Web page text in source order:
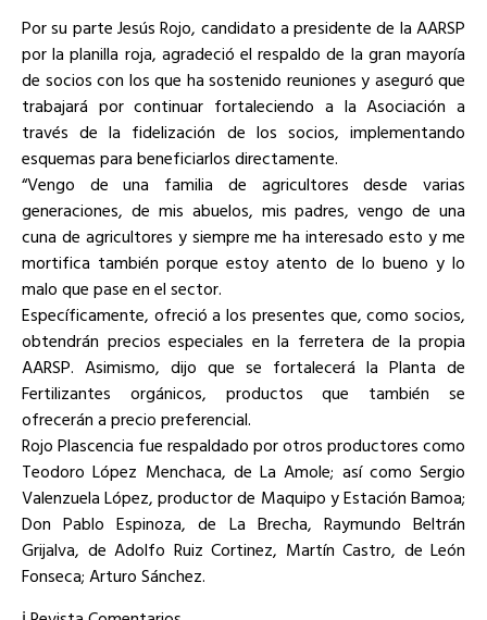
Por su parte Jesús Rojo, candidato a presidente de la AARSP
por la planilla roja, agradeció el respaldo de la gran mayoría
de socios con los que ha sostenido reuniones y aseguró que
trabajará por continuar fortaleciendo a la Asociación a
través de la fidelización de los socios, implementando
esquemas para beneficiarlos directamente.
“Vengo de una familia de agricultores desde varias
generaciones, de mis abuelos, mis padres, vengo de una
cuna de agricultores y siempre me ha interesado esto y me
mortifica también porque estoy atento de lo bueno y lo
malo que pase en el sector.
Específicamente, ofreció a los presentes que, como socios,
obtendrán precios especiales en la ferretera de la propia
AARSP. Asimismo, dijo que se fortalecerá la Planta de
Fertilizantes orgánicos, productos que también se
ofrecerán a precio preferencial.
Rojo Plascencia fue respaldado por otros productores como
Teodoro López Menchaca, de La Amole; así como Sergio
Valenzuela López, productor de Maquipo y Estación Bamoa;
Don Pablo Espinoza, de La Brecha, Raymundo Beltrán
Grijalva, de Adolfo Ruiz Cortinez, Martín Castro, de León
Fonseca; Arturo Sánchez.